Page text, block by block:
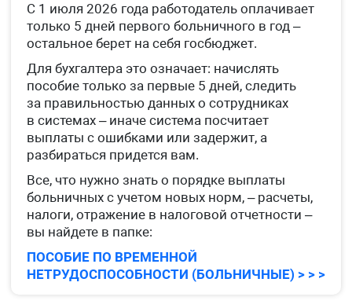
С 1 июля 2026 года работодатель оплачивает
только 5 дней первого больничного в год –
остальное берет на себя госбюджет.
Для бухгалтера это означает: начислять
пособие только за первые 5 дней, следить
за правильностью данных о сотрудниках
в системах – иначе система посчитает
выплаты с ошибками или задержит, а
разбираться придется вам.
Все, что нужно знать о порядке выплаты
больничных с учетом новых норм, – расчеты,
налоги, отражение в налоговой отчетности –
вы найдете в папке:
ПОСОБИЕ ПО ВРЕМЕННОЙ
НЕТРУДОСПОСОБНОСТИ (БОЛЬНИЧНЫЕ) > > >